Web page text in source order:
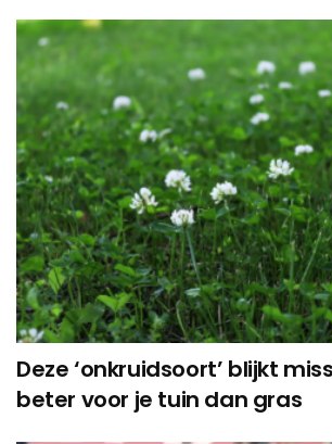
Deze ‘onkruidsoort’ blijkt
beter voor je tuin dan gras